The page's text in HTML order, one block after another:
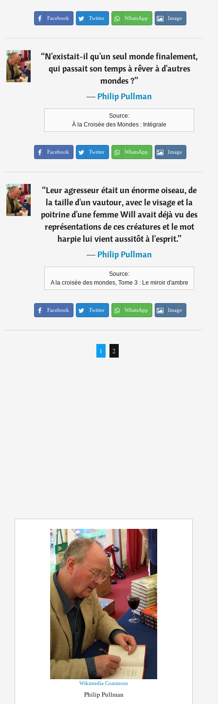
Facebook Twitter WhatsApp Image
“N'existait-il qu'un seul monde finalement,
qui passait son temps à rêver à d'autres
mondes ?”
―Philip Pullman
Source:
À la Croisée des Mondes : Intégrale
Facebook Twitter WhatsApp Image
“Leur agresseur était un énorme oiseau, de
la taille d'un vautour, avec le visage et la
poitrine d'une femme Will avait déjà vu des
représentations de ces créatures et le mot
harpie lui vient aussitôt à l'esprit.”
―Philip Pullman
Source:
A la croisée des mondes, Tome 3 : Le miroir d'ambre
Facebook Twitter WhatsApp Image
1 2
Wikimedia Commons
Philip Pullman